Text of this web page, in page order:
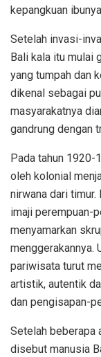
kepangkuan
Setelah invasi-
Bali kala itu mulai
yang tumpah dan
dikenal sebagai
masyarakatnya
gandrung dengan
Pada tahun 1920-
oleh kolonial
nirwana dari
imaji perempuan-
menyamarkan
menggerakannya.
pariwisata turut
artistik, autentik
dan pengisapan-
Setelah beberapa
disebut manusia